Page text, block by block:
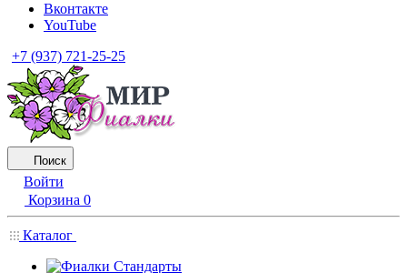
Вконтакте
YouTube
+7 (937) 721-25-25
Поиск
Войти
Корзина 0
Каталог